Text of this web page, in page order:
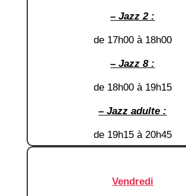
– Jazz 2 :
de 17h00 à 18h00
– Jazz 8 :
de 18h00 à 19h15
– Jazz adulte :
de 19h15 à 20h45
Vendredi